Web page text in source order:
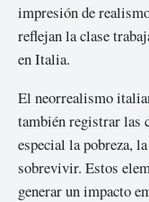
impresión de
reflejan la clase
en Italia.
El neorrealismo
también registrar las
especial la pobreza,
sobrevivir. Estos
generar un impacto